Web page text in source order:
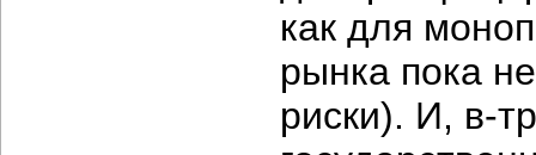
как для
рынка пока
риски). И, в-